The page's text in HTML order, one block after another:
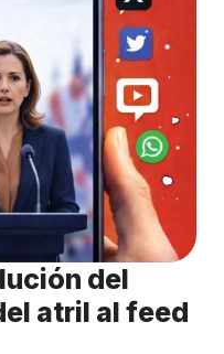
del
atril al feed